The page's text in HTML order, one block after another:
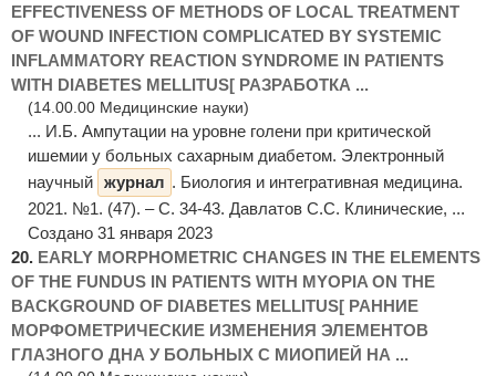
EFFECTIVENESS OF METHODS OF LOCAL TREATMENT
OF WOUND INFECTION COMPLICATED BY SYSTEMIC
INFLAMMATORY REACTION SYNDROME IN PATIENTS
WITH DIABETES MELLITUS[ РАЗРАБОТКА ...
(14.00.00 Медицинские науки)
... И.Б. Ампутации на уровне голени при критической
ишемии у больных сахарным диабетом. Электронный
научный журнал . Биология и интегративная медицина.
2021. №1. (47). – С. 34-43. Давлатов С.С. Клинические, ...
Создано 31 января 2023
20. EARLY MORPHOMETRIC CHANGES IN THE ELEMENTS
OF THE FUNDUS IN PATIENTS WITH MYOPIA ON THE
BACKGROUND OF DIABETES MELLITUS[ РАННИЕ
МОРФОМЕТРИЧЕСКИЕ ИЗМЕНЕНИЯ ЭЛЕМЕНТОВ
ГЛАЗНОГО ДНА У БОЛЬНЫХ С МИОПИЕЙ НА ...